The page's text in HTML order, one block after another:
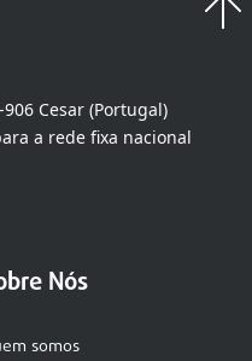
Cesar (Portugal)
a rede fixa nacional
Nós
somos